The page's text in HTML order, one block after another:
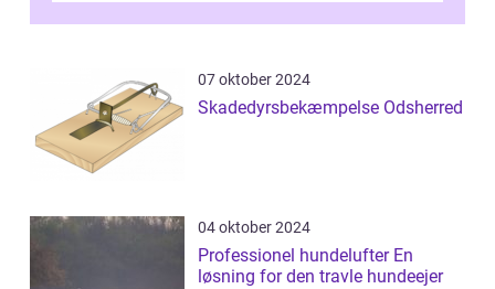
07 oktober 2024
Skadedyrsbekæmpelse Odsherred
04 oktober 2024
Professionel hundelufter En
løsning for den travle hundeejer